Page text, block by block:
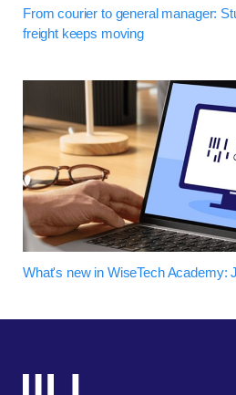
From courier to general manager:
freight keeps moving
What's new in WiseTech Academy: